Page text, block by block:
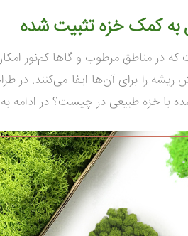
کمک خزه تثبیت شده
در مناطق مرطوب و گاها کم‌نور
را برای آن‌ها ایفا می‌کنند. در
با خزه طبیعی در چیست؟ در ادامه